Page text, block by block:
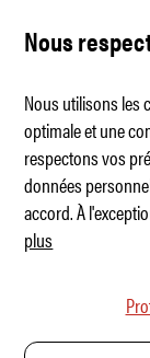
Gorden
Nous
Nous utilisons les
optimale et une
respectons vos
données
accord. À
plus